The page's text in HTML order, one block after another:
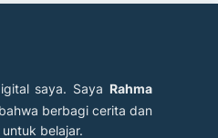
saya. Saya Rahma
berbagi cerita dan
belajar.